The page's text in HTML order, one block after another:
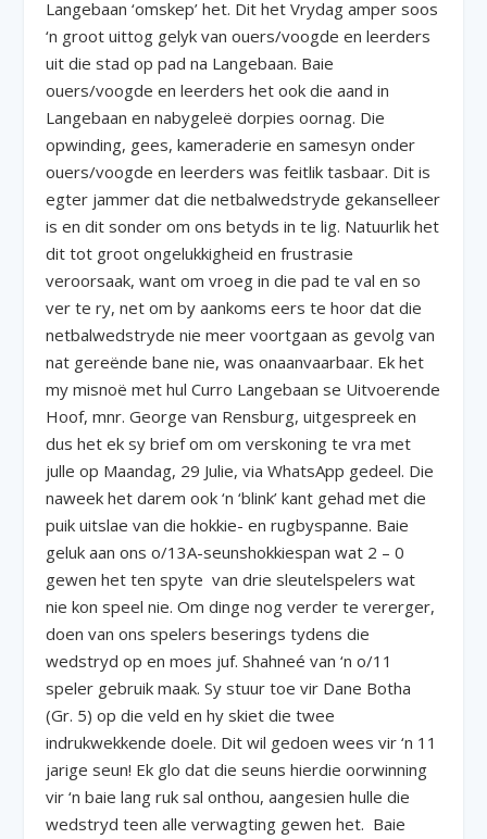
Langebaan ‘omskep’ het. Dit het Vrydag amper soos
‘n groot uittog gelyk van ouers/voogde en leerders
uit die stad op pad na Langebaan. Baie
ouers/voogde en leerders het ook die aand in
Langebaan en nabygeleë dorpies oornag. Die
opwinding, gees, kameraderie en samesyn onder
ouers/voogde en leerders was feitlik tasbaar. Dit is
egter jammer dat die netbalwedstryde gekanselleer
is en dit sonder om ons betyds in te lig. Natuurlik het
dit tot groot ongelukkigheid en frustrasie
veroorsaak, want om vroeg in die pad te val en so
ver te ry, net om by aankoms eers te hoor dat die
netbalwedstryde nie meer voortgaan as gevolg van
nat gereënde bane nie, was onaanvaarbaar. Ek het
my misnoë met hul Curro Langebaan se Uitvoerende
Hoof, mnr. George van Rensburg, uitgespreek en
dus het ek sy brief om om verskoning te vra met
julle op Maandag, 29 Julie, via WhatsApp gedeel. Die
naweek het darem ook ‘n ‘blink’ kant gehad met die
puik uitslae van die hokkie- en rugbyspanne. Baie
geluk aan ons o/13A-seunshokkiespan wat 2 – 0
gewen het ten spyte van drie sleutelspelers wat
nie kon speel nie. Om dinge nog verder te vererger,
doen van ons spelers beserings tydens die
wedstryd op en moes juf. Shahneé van ‘n o/11
speler gebruik maak. Sy stuur toe vir Dane Botha
(Gr. 5) op die veld en hy skiet die twee
indrukwekkende doele. Dit wil gedoen wees vir ‘n 11
jarige seun! Ek glo dat die seuns hierdie oorwinning
vir ‘n baie lang ruk sal onthou, aangesien hulle die
wedstryd teen alle verwagting gewen het. Baie